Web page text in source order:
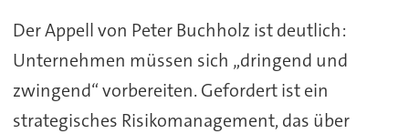
Der Appell von Peter Buchholz ist deutlich:
Unternehmen müssen sich „dringend und
zwingend“ vorbereiten. Gefordert ist ein
strategisches Risikomanagement, das über